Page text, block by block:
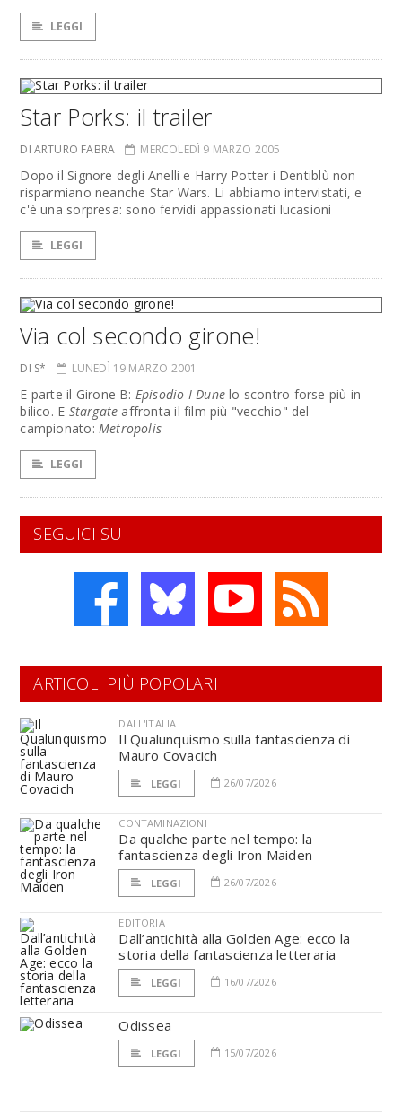
LEGGI
Star Porks: il trailer
DI ARTURO FABRA MERCOLEDÌ 9 MARZO 2005
Dopo il Signore degli Anelli e Harry Potter i Dentiblù non
risparmiano neanche Star Wars. Li abbiamo intervistati, e
c'è una sorpresa: sono fervidi appassionati lucasioni
LEGGI
Via col secondo girone!
DI S* LUNEDÌ 19 MARZO 2001
E parte il Girone B: Episodio I-Dunelo scontro forse più in
bilico. E Stargate affronta il film più "vecchio" del
campionato: Metropolis
LEGGI
SEGUICI SU
ARTICOLI PIÙ POPOLARI
DALL'ITALIA
Il Qualunquismo sulla fantascienza di
Mauro Covacich
LEGGI 26/07/2026
CONTAMINAZIONI
Da qualche parte nel tempo: la
fantascienza degli Iron Maiden
LEGGI 26/07/2026
EDITORIA
Dall’antichità alla Golden Age: ecco la
storia della fantascienza letteraria
LEGGI 16/07/2026
Odissea
LEGGI 15/07/2026